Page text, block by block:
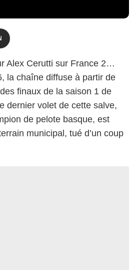
Alex Cerutti sur France 2…
la chaîne diffuse à partir de
finaux de la saison 1 de
dernier volet de cette salve,
de pelote basque, est
municipal, tué d’un coup